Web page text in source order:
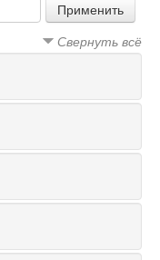
Свернуть всё